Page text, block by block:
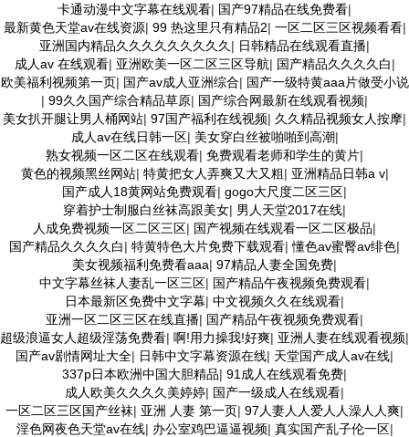
卡通动漫中文字幕在线观看| 国产97精品在线免费看|
最新黄色天堂av在线资源| 99 热这里只有精品2| 一区二区三区视频看看|
亚洲国内精品久久久久久久久久久 | 日韩精品在线观看直播|
成人av 在线观看| 亚洲欧美一区二区三区导航| 国产精品久久久久白|
欧美福利视频第一页| 国产av成人亚洲综合| 国产一级特黄aaa片做受小说
| 99久久国产综合精品草原| 国产综合网最新在线观看视频|
美女扒开腿让男人桶网站| 97国产福利在线视频| 久久精品视频女人按摩|
成人av在线日韩一区| 美女穿白丝被啪啪到高潮|
熟女视频一区二区在线观看| 免费观看老师和学生的黄片|
黄色的视频黑丝网站| 特黄把女人弄爽又大又粗| 亚洲精品日韩a v|
国产成人18黄网站免费观看| gogo大尺度二区三区|
穿着护士制服白丝袜高跟美女| 男人天堂2017在线|
人成免费视频一区二区三区| 国产视频在线观看一区二区极品|
国产精品久久久久白| 特黄特色大片免费下载观看|懂色av蜜臀av绯色|
美女视频福利免费看aaa| 97精品人妻全国免费|
中文字幕丝袜人妻乱一区三区| 国产精品午夜视频免费观看|
日本最新区免费中文字幕| 中文视频久久在线观看|
亚洲一区二区三区在线直播| 国产精品午夜视频免费观看|
超级浪逼女人超级淫荡免费看| 啊!用力操我!好爽| 亚洲人妻在线观看视频|
国产av剧情网址大全| 日韩中文字幕资源在线| 天堂国产成人av在线|
337p日本欧洲中国大胆精品| 91成人在线观看免费|
成人欧美久久久久美婷婷| 国产一级成人在线观看|
一区二区三区国产丝袜| 亚洲 人妻 第一页| 97人妻人人爱人人澡人人爽|
淫色网夜色天堂av在线| 办公室鸡巴逼逼视频| 真实国产乱子伦一区|